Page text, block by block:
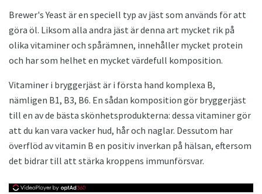
Brewer's Yeast är en speciell typ av jäst som används för att
göra öl. Liksom alla andra jäst är denna art mycket rik på
olika vitaminer och spårämnen, innehåller mycket protein
och har som helhet en mycket värdefull komposition.
Vitaminer i bryggerjäst är i första hand komplexa B,
nämligen B1, B3, B6. En sådan komposition gör bryggerjäst
till en av de bästa skönhetsprodukterna: dessa vitaminer gör
att du kan vara vacker hud, hår och naglar. Dessutom har
överflöd av vitamin B en positiv inverkan på hälsan, eftersom
det bidrar till att stärka kroppens immunförsvar.